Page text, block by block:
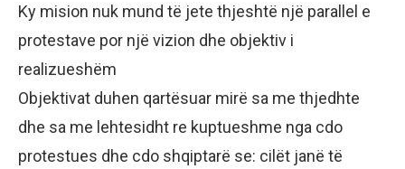
Ky mision nuk mund të jete thjeshtë një parallel e
protestave por një vizion dhe objektiv i
realizueshëm
Objektivat duhen qartësuar mirë sa me thjedhte
dhe sa me lehtesidht re kuptueshme nga cdo
protestues dhe cdo shqiptarë se: cilët janë të